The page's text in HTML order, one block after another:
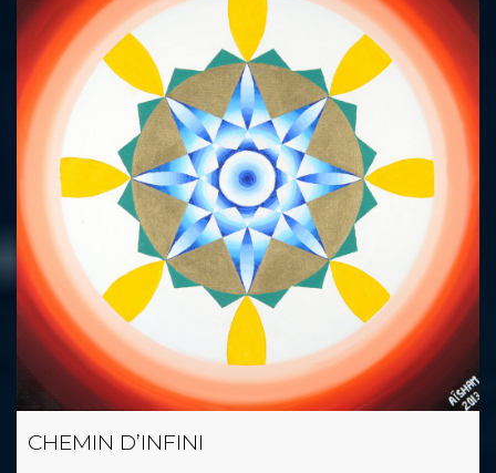
CHEMIN D’INFINI